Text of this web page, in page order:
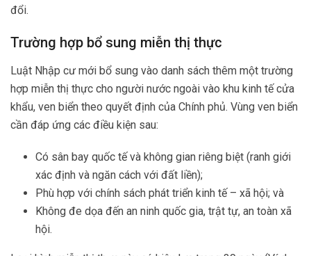
đổi.
Trường hợp bổ sung miễn thị thực
Luật Nhập cư mới bổ sung vào danh sách thêm một trường
hợp miễn thị thực cho người nước ngoài vào khu kinh tế cửa
khẩu, ven biển theo quyết định của Chính phủ. Vùng ven biển
cần đáp ứng các điều kiện sau:
Có sân bay quốc tế và không gian riêng biệt (ranh giới
xác định và ngăn cách với đất liền);
Phù hợp với chính sách phát triển kinh tế – xã hội; và
Không đe dọa đến an ninh quốc gia, trật tự, an toàn xã
hội.